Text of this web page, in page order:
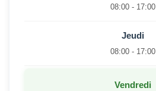
08:00 - 17:00
Jeudi
08:00 - 17:00
Vendredi